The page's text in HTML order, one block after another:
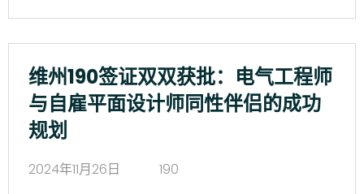
维州190签证双双获批：电气工程师
与自雇平面设计师同性伴侣的成功
规划
2024年11月26日 190